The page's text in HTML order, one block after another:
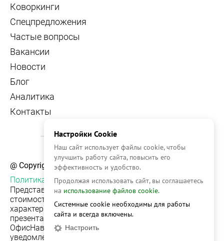
Коворкинги
Спецпредложения
Частые вопросы
Вакансии
Новости
Блог
Аналитика
Контакты
@ Copyright, 2026 OFFICE NAVIGATOR
Политика конфиденциальности
Представленная на сайте информация, в т.ч.
стоимости объектов, носит информационный
характер и не является публичной офертой. Условия
презентации объекта недвижимости на сервисе
ОфисНавигатор могут быть изменены без
уведомления.
Настройки Cookie
Наш сайт использует файлы cookie, чтобы
улучшить работу сайта, повысить его
эффективность и удобство.
Продолжая использовать сайт, вы соглашаетесь
на использование файлов cookie.
Системные cookie необходимы для работы
сайта и всегда включены.
Настроить